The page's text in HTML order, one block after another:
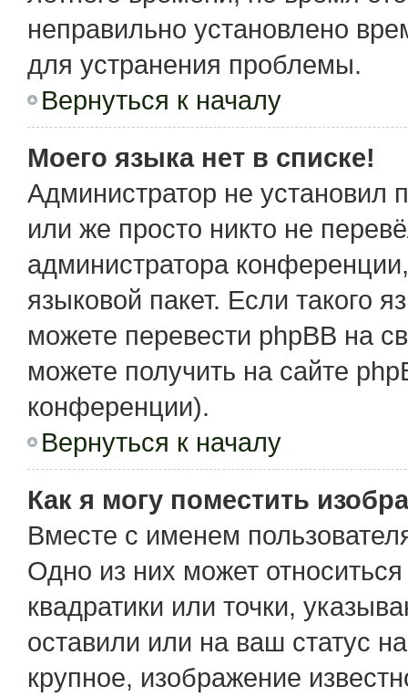
неправильно установлено
для устранения проблемы.
Вернуться к началу
Моего языка нет в списке!
Администратор не установил
или же просто никто не
администратора
языковой пакет. Если такого
можете перевести phpBB на
можете получить на сайте
конференции).
Вернуться к началу
Как я могу поместить
Вместе с именем
Одно из них может
квадратики или точки,
оставили или на ваш статус
крупное, изображение